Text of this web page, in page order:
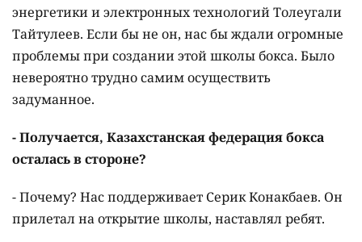
энергетики и электронных технологий Толеугали
Тайтулеев. Если бы не он, нас бы ждали огромные
проблемы при создании этой школы бокса. Было
невероятно трудно самим осуществить
задуманное.
- Получается, Казахстанская федерация бокса
осталась в стороне?
- Почему? Нас поддерживает Серик Конакбаев. Он
прилетал на открытие школы, наставлял ребят.